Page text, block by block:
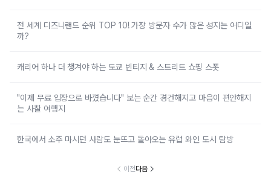
전 세계 디즈니랜드 순위 TOP 10! 가장 방문자 수가 많은 성지는 어디일
까?
캐리어 하나 더 챙겨야 하는 도쿄 빈티지 & 스트리트 쇼핑 스폿
"이제 무료 입장으로 바꼈습니다" 보는 순간 경건해지고 마음이 편안해지
는 사찰 여행지
한국에서 소주 마시던 사람도 눈뜨고 돌아오는 유럽 와인 도시 탐방
이전다음